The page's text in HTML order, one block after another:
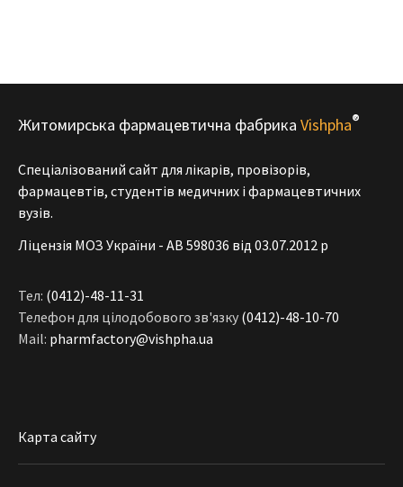
Житомирська фармацевтична фабрика Vishpha®
Спеціалізований сайт для лікарів, провізорів,
фармацевтів, студентів медичних і фармацевтичних
вузів.
Ліцензія МОЗ України - АВ 598036 від 03.07.2012 р
Тел: (0412)-48-11-31
Телефон для цілодобового зв'язку (0412)-48-10-70
Mail: pharmfactory@vishpha.ua
Карта сайту